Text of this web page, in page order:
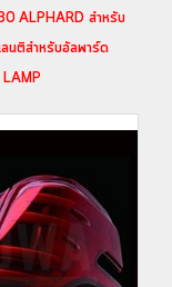
ALPHARD สำหรับ
นติสำหรับอัลพาร์ด